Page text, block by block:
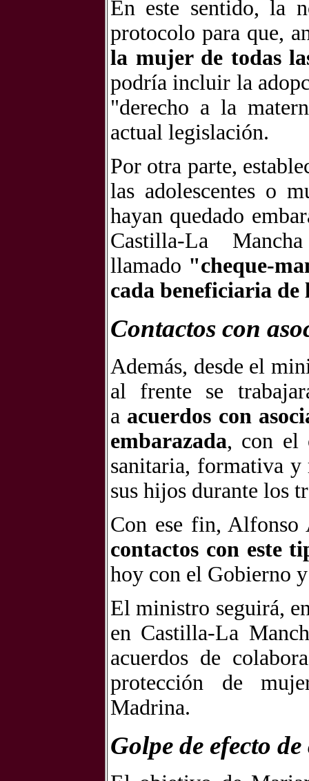
En este sentido, la
protocolo para que,
la mujer de todas
podría incluir la
"derecho a la
actual legislación.
Por otra parte,
las adolescentes o
hayan quedado
Castilla-La
llamado "cheque-
cada beneficiaria de
Contactos con
Además, desde el
al frente se
a acuerdos con
embarazada, con el
sanitaria, formativa y
sus hijos durante los
Con ese fin,
contactos con este
hoy con el Gobierno
El ministro seguirá,
en Castilla-La
acuerdos de
protección de
Madrina.
Golpe de efecto